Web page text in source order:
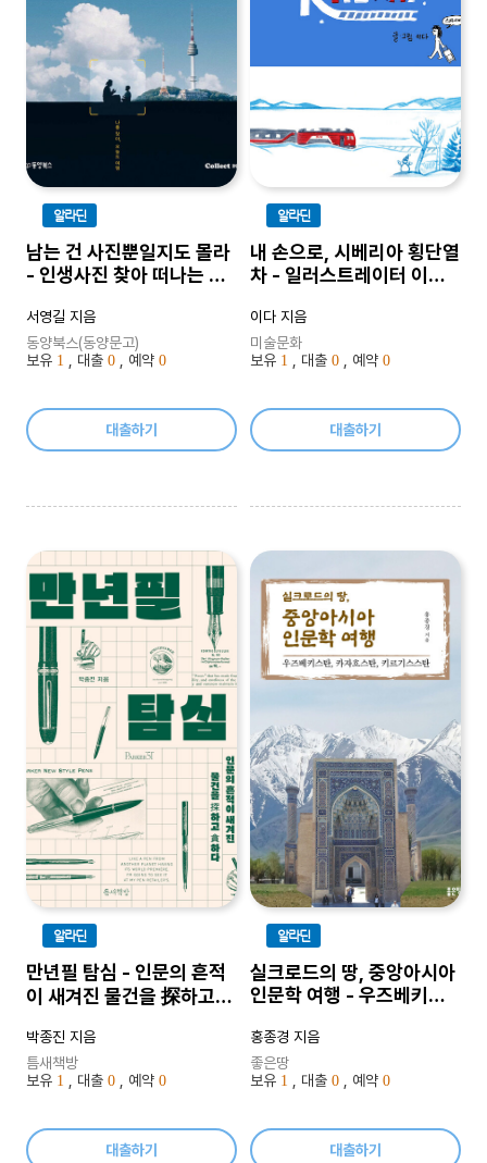
알라딘
남는 건 사진뿐일지도 몰라
- 인생사진 찾아 떠나는 이
서영길 지음
동양북스(동양문고)
보유 1 , 대출 0 , 예약 0
대출하기
알라딘
내 손으로, 시베리아 횡단열
차 - 일러스트레이터 이다
여행일기
이다 지음
미술문화
보유 1 , 대출 0 , 예약 0
대출하기
알라딘
만년필 탐심 - 인문의 흔적
이 새겨진 물건을 探하고
박종진 지음
틈새책방
보유 1 , 대출 0 , 예약 0
대출하기
알라딘
실크로드의 땅, 중앙아시아
인문학 여행 - 우즈베키스
탄
홍종경 지음
좋은땅
보유 1 , 대출 0 , 예약 0
대출하기